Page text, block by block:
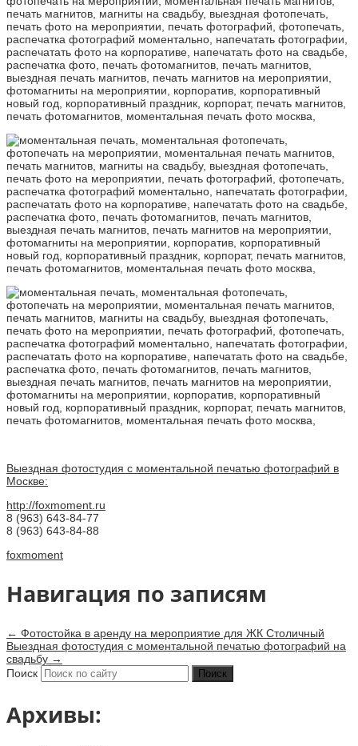
Выездная фотостудия с моментальной печатью фотографий в
Москве:
http://foxmoment.ru
8 (963) 643-84-77
8 (963) 643-84-88
foxmoment
Навигация по записям
← Фотостойка в аренду на мероприятие для ЖК Столичный
Выездная фотостудия с моментальной печатью фотографий на
свадьбу →
Поиск
Архивы: